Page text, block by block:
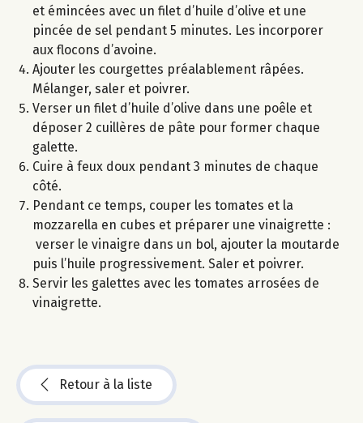
et émincées avec un filet d’huile d’olive et une
pincée de sel pendant 5 minutes. Les incorporer
aux flocons d’avoine.
Ajouter les courgettes préalablement râpées.
Mélanger, saler et poivrer.
Verser un filet d’huile d’olive dans une poêle et
déposer 2 cuillères de pâte pour former chaque
galette.
Cuire à feux doux pendant 3 minutes de chaque
côté.
Pendant ce temps, couper les tomates et la
mozzarella en cubes et préparer une vinaigrette :
verser le vinaigre dans un bol, ajouter la moutarde
puis l’huile progressivement. Saler et poivrer.
Servir les galettes avec les tomates arrosées de
vinaigrette.
Retour à la liste